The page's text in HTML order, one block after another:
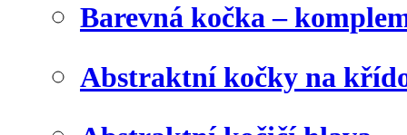
Barevná kočka –
Abstraktní kočky na